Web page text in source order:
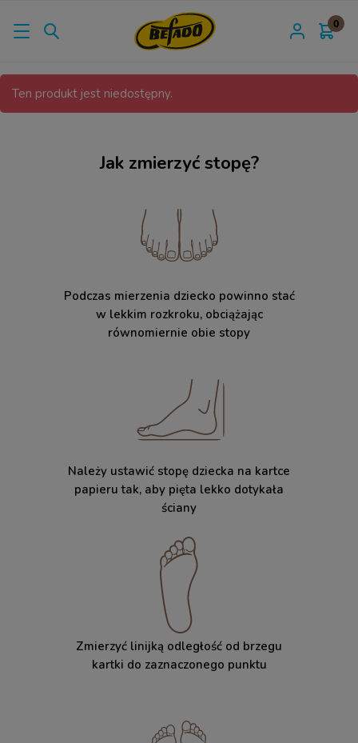
Ten produkt jest niedostępny.
Jak zmierzyć stopę?
Podczas mierzenia dziecko powinno stać
w lekkim rozkroku, obciążając
równomiernie obie stopy
Należy ustawić stopę dziecka na kartce
papieru tak, aby pięta lekko dotykała
ściany
Zmierzyć linijką odległość od brzegu
kartki do zaznaczonego punktu